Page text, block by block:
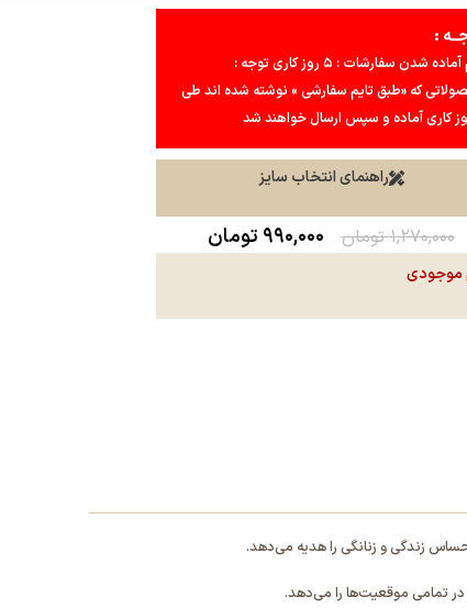
:
تایم آماده شدن سفارشات : ۵ روز کاری توجه :
که «طبق تایم سفارشی » نوشته شده اند طی
راهنمای انتخاب سایز
۱,۲۷۰,۰۰۰ تومان ۹۹۰,۰۰۰ تومان
موجودی
زندگی و زنانگی را هدیه می‌دهد.
در تمامی موقعیت‌ها را می‌دهد.